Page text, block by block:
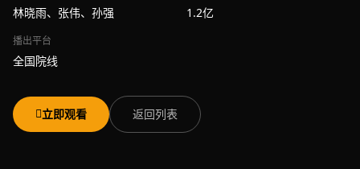
林晓雨、张伟、孙强 1.2亿
播出平台
全国院线
立即观看 返回列表